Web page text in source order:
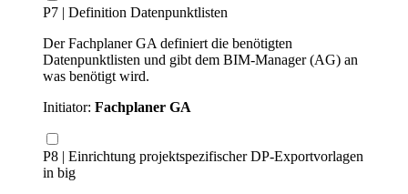
P7 | Definition Datenpunktlisten
Der Fachplaner GA definiert die benötigten
Datenpunktlisten und gibt dem BIM-Manager (AG) an
was benötigt wird.
Initiator: Fachplaner GA
P8 | Einrichtung projektspezifischer DP-Exportvorlagen
in big